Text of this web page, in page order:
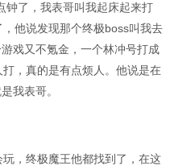
了，我表哥叫我起床起来打
他说发现那个终极boss叫我去
戏又不氪金，一个林冲号打成
，真的是有点烦人。他说是在
我表哥。
，终极魔王他都找到了，在这